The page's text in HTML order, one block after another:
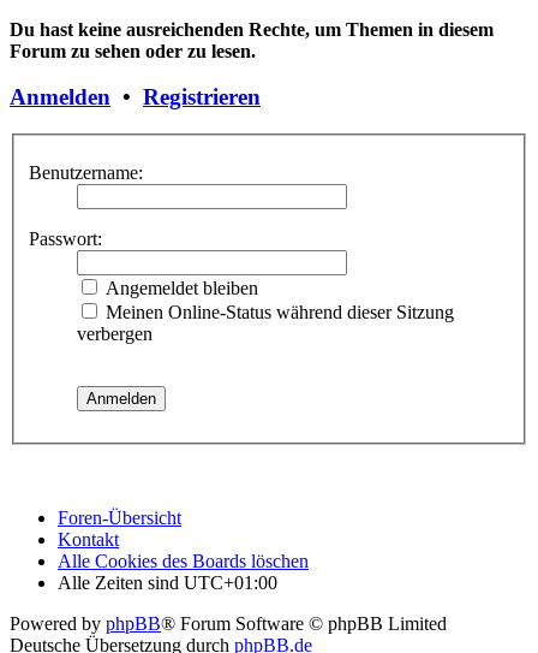
Du hast keine ausreichenden Rechte, um Themen in diesem
Forum zu sehen oder zu lesen.
Anmelden • Registrieren
Benutzername:
Passwort:
Angemeldet bleiben
Meinen Online-Status während dieser Sitzung
verbergen
Foren-Übersicht
Kontakt
Alle Cookies des Boards löschen
Alle Zeiten sind UTC+01:00
Powered by phpBB® Forum Software © phpBB Limited
Deutsche Übersetzung durch phpBB.de